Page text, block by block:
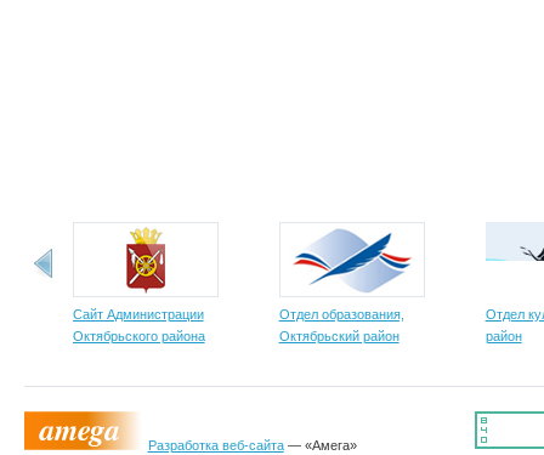
Сайт Администрации
Октябрьского района
Отдел образования,
Октябрьский район
Отдел
район
Разработка веб-сайта— «Амега»